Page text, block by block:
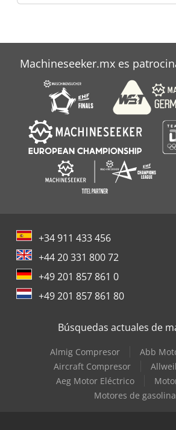
Machineseeker.mx es
+34 911 433 456
+44 20 331 800 72
+49 201 857 861 0
+49 201 857 861 80
Búsquedas actuales de
Almig Compresor
Abb
Aircraft Compresor
Aeg Motor Eléctrico
Motores de gasolina